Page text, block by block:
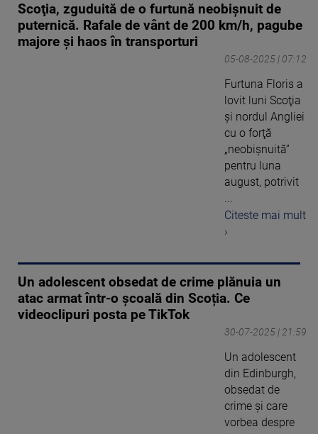
Scoţia, zguduită de o furtună neobişnuit de
puternică. Rafale de vânt de 200 km/h, pagube
majore şi haos în transporturi
05-08-2025 | 07:12
Furtuna Floris a
lovit luni Scoţia
şi nordul Angliei
cu o forţă
„neobişnuită”
pentru luna
august, potrivit
Citeste mai mult
›
Un adolescent obsedat de crime plănuia un
atac armat într-o școală din Scoția. Ce
videoclipuri posta pe TikTok
30-07-2025 | 21:59
Un adolescent
din Edinburgh,
obsedat de
crime și care
vorbea despre